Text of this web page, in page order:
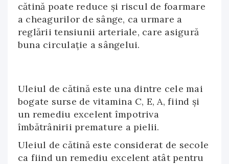
cătină poate reduce şi riscul de foarmare
a cheagurilor de sânge, ca urmare a
reglării tensiunii arteriale, care asigură
buna circulaţie a sângelui.
Uleiul de cătină este una dintre cele mai
bogate surse de vitamina C, E, A, fiind şi
un remediu excelent împotriva
îmbătrânirii premature a pielii.
Uleiul de cătină este considerat de secole
ca fiind un remediu excelent atât pentru